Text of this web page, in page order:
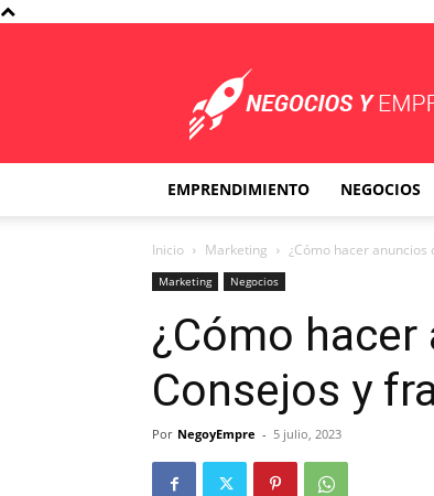
Empresa
EMPRENDIMIENTO NEGOCIOS
Inicio Marketing ¿Cómo hacer
Marketing Negocios
¿Cómo
Consejos y
Por NegoyEmpre - 5 julio, 2023